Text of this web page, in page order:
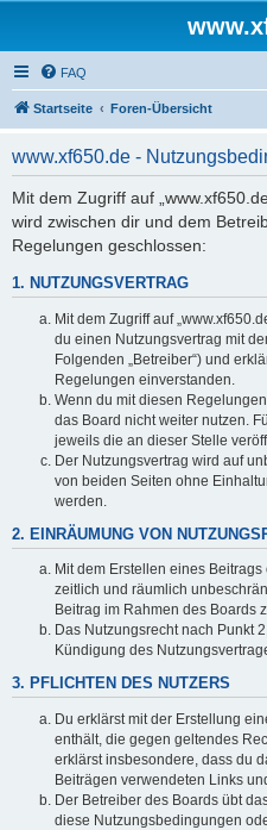
FAQ
Startseite Foren-Übersicht
www.xf650.de -
Mit dem Zugriff auf
wird zwischen dir und dem
Regelungen geschlossen:
1. NUTZUNGSVERTRAG
Mit dem Zugriff auf
du einen Nutzungsvertrag mit
Folgenden „Betreiber“) und
Regelungen einverstanden.
Wenn du mit diesen
das Board nicht weiter nutzen.
jeweils die an dieser Stelle
Der Nutzungsvertrag wird auf
von beiden Seiten ohne
werden.
2. EINRÄUMUNG VON
Mit dem Erstellen eines
zeitlich und räumlich
Beitrag im Rahmen des Boards
Das Nutzungsrecht nach Punkt
Kündigung des
3. PFLICHTEN DES NUTZERS
Du erklärst mit der Erstellung
enthält, die gegen geltendes
erklärst insbesondere, dass du
Beiträgen verwendeten Links
Der Betreiber des Boards übt
diese Nutzungsbedingungen